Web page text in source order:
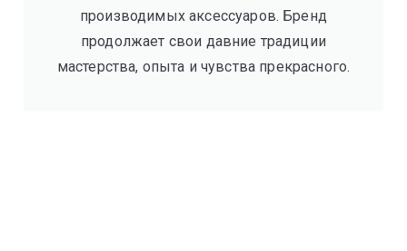
производимых аксессуаров. Бренд
продолжает свои давние традиции
мастерства, опыта и чувства прекрасного.